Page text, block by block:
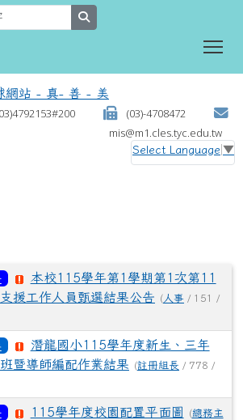
(03)-4708472
mis@m1.cles.tyc.edu.tw
Select Language ▼
本校115學年第1學期第1次第11
援工作人員甄選結果公告
( 人事 / 151 /
潛龍國小115學年度新生、三年
暨導師編配作業結果
(註冊組長 / 778 /
115學年度校園配置平面圖 (總務主